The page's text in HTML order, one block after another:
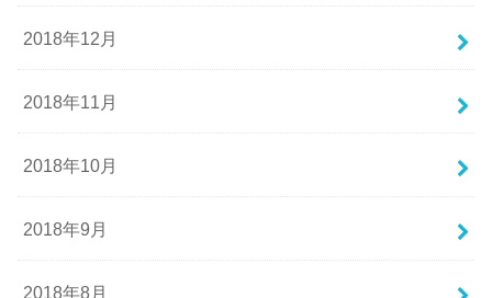
2018年12月
2018年11月
2018年10月
2018年9月
2018年8月